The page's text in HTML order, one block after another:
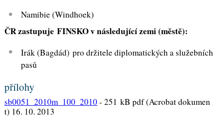
Namibie (Windhoek)
ČR zastupuje FINSKO v následující zemi (městě):
Irák (Bagdád) pro držitele diplomatických a služebních
pasů
přílohy
sb0051_2010m_100_2010- 251 kB pdf (Acrobat dokumen
t) 16. 10. 2013